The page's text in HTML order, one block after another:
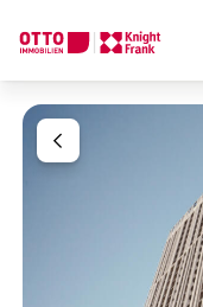
Wir finden Ihre
Traumimmobilie
Sagen Sie uns was
Wie möchten Sie